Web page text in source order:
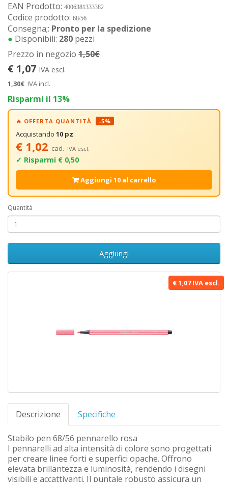
€ 1,07 IVA escl.
Descrizione Specifiche
Stabilo pen 68/56 pennarello rosa
I pennarelli ad alta intensità di colore sono progettati
per creare linee forti e superfici opache. Offrono
elevata brillantezza e luminosità, rendendo i disegni
visibili e accattivanti. Il puntale robusto assicura un
EAN Prodotto: 4006381333382
Codice prodotto: 68/56
Consegna;: Pronto per la spedizione
● Disponibili: 280 pezzi
Prezzo in negozio 1,50€
€ 1,07 IVA escl.
1,30€ IVA incl.
Risparmi il 13%
🔥 OFFERTA QUANTITÀ -5%
Acquistando 10 pz:
€ 1,02 cad. IVA escl.
✓ Risparmi € 0,50
Aggiungi 10 al carrello
Quantità
Aggiungi